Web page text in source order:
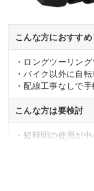
こんな方におすすめ
・ロングツーリン
・バイク以外に自
・配線工事なしで
こんな方は要検討
・短時間の使用が